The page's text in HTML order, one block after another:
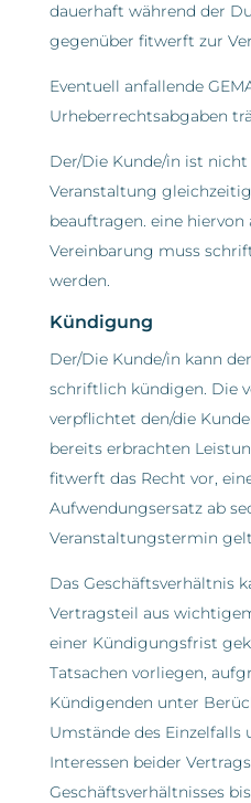
dauerhaft während der
gegenüber fitwerft zur
Eventuell anfallende
Urheberrechtsabgaben
Der/Die Kunde/in ist
Veranstaltung
beauftragen. eine hiervon
Vereinbarung muss
werden.
Kündigung
Der/Die Kunde/in kann
schriftlich kündigen. Die
verpflichtet den/die
bereits erbrachten
fitwerft das Recht vor,
Aufwendungsersatz ab
Veranstaltungstermin
Das Geschäftsverhältnis
Vertragsteil aus
einer Kündigungsfrist
Tatsachen vorliegen,
Kündigenden unter
Umstände des
Interessen beider
Geschäftsverhältnisses